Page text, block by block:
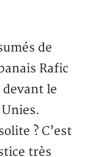
de
Rafic
devant le
? C’est
très